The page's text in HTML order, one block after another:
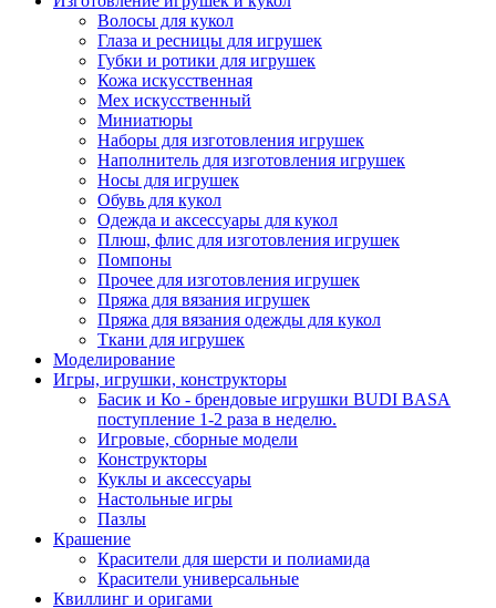
Волосы для кукол
Глаза и ресницы для игрушек
Губки и ротики для игрушек
Кожа искусственная
Мех искусственный
Миниатюры
Наборы для изготовления игрушек
Наполнитель для изготовления игрушек
Носы для игрушек
Обувь для кукол
Одежда и аксессуары для кукол
Плюш, флис для изготовления игрушек
Помпоны
Прочее для изготовления игрушек
Пряжа для вязания игрушек
Пряжа для вязания одежды для кукол
Ткани для игрушек
Моделирование
Игры, игрушки, конструкторы
Басик и Ко - брендовые игрушки BUDI BASA
поступление 1-2 раза в неделю.
Игровые, сборные модели
Конструкторы
Куклы и аксессуары
Настольные игры
Пазлы
Крашение
Красители для шерсти и полиамида
Красители универсальные
Квиллинг и оригами